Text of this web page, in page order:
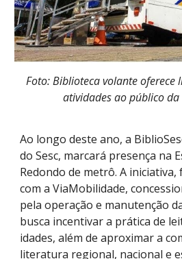
Foto: Biblioteca volante oferece
atividades ao público
Ao longo deste ano, a
do Sesc, marcará presença na
Redondo de metrô. A
com a ViaMobilidade,
pela operação e manutenção
busca incentivar a prática de
idades, além de aproximar a
literatura regional, nacional e